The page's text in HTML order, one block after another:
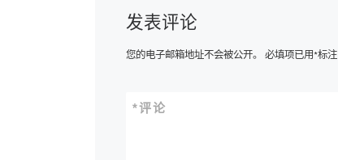
发表评论
您的电子邮箱地址不会被公开。 必填项已用*标注
评论
*